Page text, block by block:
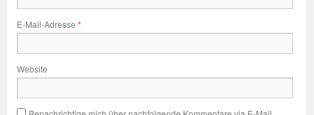
E-Mail-Adresse *
Website